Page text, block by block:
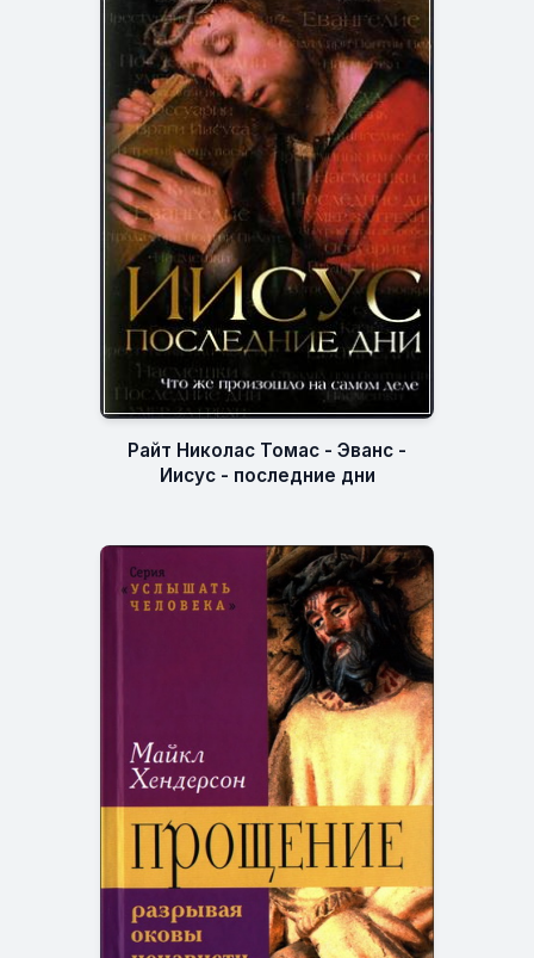
Райт Николас Томас - Эванс -
Иисус - последние дни